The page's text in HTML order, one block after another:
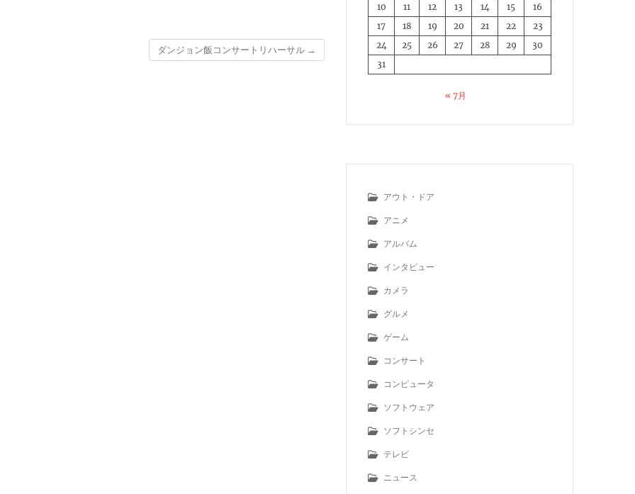
ダンジョン飯コンサートリハーサル →
10
11 12 13 14 15
16
17
18 19 20 21 22
23
24
25 26 27 28 29
30
31
« 7月
アウト・ドア
アニメ
アルバム
インタビュー
カメラ
グルメ
ゲーム
コンサート
コンピュータ
ソフトウェア
ソフトシンセ
テレビ
ニュース